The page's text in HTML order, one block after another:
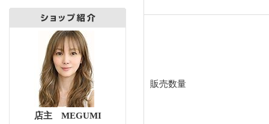
店主 MEGUMI
販売数量